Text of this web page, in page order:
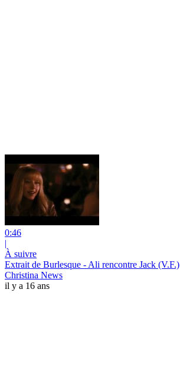
0:46
|
À suivre
Extrait de Burlesque - Ali rencontre Jack (V.F.)
Christina News
il y a 16 ans